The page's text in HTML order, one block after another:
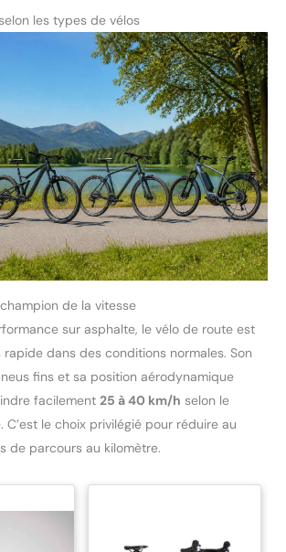
les types de vélos
de la vitesse
sur asphalte, le vélo de route est
rapide dans des conditions normales. Son
fins et sa position aérodynamique
facilement 25 à 40 km/h selon le
C’est le choix privilégié pour réduire au
de parcours au kilomètre.